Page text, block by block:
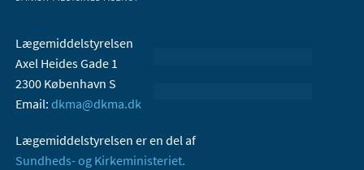
Lægemiddelstyrelsen
Axel Heides Gade 1
2300 København S
Email: dkma@dkma.dk
Lægemiddelstyrelsen er en del af
Sundheds- og Kirkeministeriet.